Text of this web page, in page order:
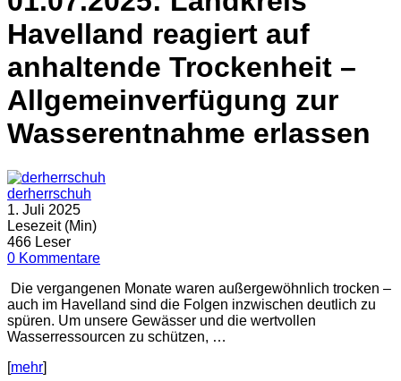
Havelland reagiert auf
anhaltende Trockenheit –
Allgemeinverfügung zur
Wasserentnahme erlassen
derherrschuh
1. Juli 2025
Lesezeit (Min)
466 Leser
0 Kommentare
Die vergangenen Monate waren außergewöhnlich trocken –
auch im Havelland sind die Folgen inzwischen deutlich zu
spüren. Um unsere Gewässer und die wertvollen
Wasserressourcen zu schützen, …
[mehr]